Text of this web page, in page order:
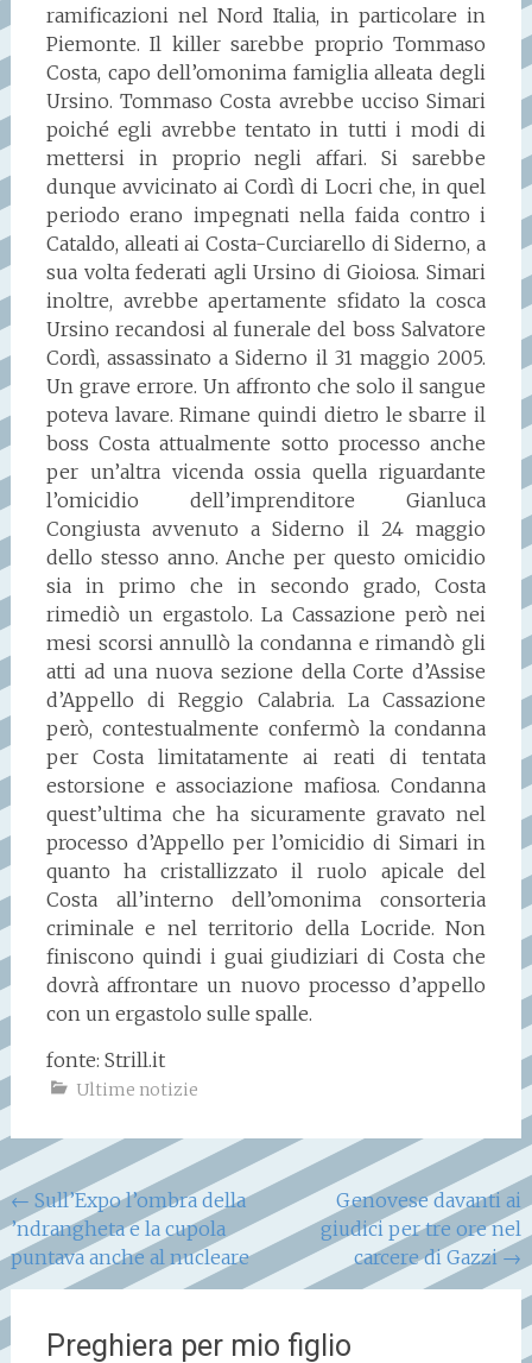
ramificazioni nel Nord Italia, in particolare in
Piemonte. Il killer sarebbe proprio Tommaso
Costa, capo dell’omonima famiglia alleata degli
Ursino. Tommaso Costa avrebbe ucciso Simari
poiché egli avrebbe tentato in tutti i modi di
mettersi in proprio negli affari. Si sarebbe
dunque avvicinato ai Cordì di Locri che, in quel
periodo erano impegnati nella faida contro i
Cataldo, alleati ai Costa-Curciarello di Siderno, a
sua volta federati agli Ursino di Gioiosa. Simari
inoltre, avrebbe apertamente sfidato la cosca
Ursino recandosi al funerale del boss Salvatore
Cordì, assassinato a Siderno il 31 maggio 2005.
Un grave errore. Un affronto che solo il sangue
poteva lavare. Rimane quindi dietro le sbarre il
boss Costa attualmente sotto processo anche
per un’altra vicenda ossia quella riguardante
l’omicidio dell’imprenditore Gianluca
Congiusta avvenuto a Siderno il 24 maggio
dello stesso anno. Anche per questo omicidio
sia in primo che in secondo grado, Costa
rimediò un ergastolo. La Cassazione però nei
mesi scorsi annullò la condanna e rimandò gli
atti ad una nuova sezione della Corte d’Assise
d’Appello di Reggio Calabria. La Cassazione
però, contestualmente confermò la condanna
per Costa limitatamente ai reati di tentata
estorsione e associazione mafiosa. Condanna
quest’ultima che ha sicuramente gravato nel
processo d’Appello per l’omicidio di Simari in
quanto ha cristallizzato il ruolo apicale del
Costa all’interno dell’omonima consorteria
criminale e nel territorio della Locride. Non
finiscono quindi i guai giudiziari di Costa che
dovrà affrontare un nuovo processo d’appello
con un ergastolo sulle spalle.
fonte: Strill.it
Ultime notizie
Navigazione
articoli
← Sull’Expo l’ombra della
’ndrangheta e la cupola
puntava anche al nucleare
Genovese davanti ai
giudici per tre ore nel
carcere di Gazzi→
Preghiera per mio figlio